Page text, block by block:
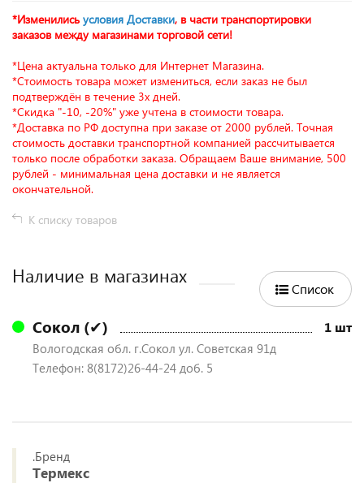
*Изменились условия Доставки, в части транспортировки
заказов между магазинами торговой сети!
*Цена актуальна только для Интернет Магазина.
*Стоимость товара может измениться, если заказ не был
подтверждён в течение 3х дней.
*Скидка "-10, -20%" уже учтена в стоимости товара.
*Доставка по РФ доступна при заказе от 2000 рублей. Точная
стоимость доставки транспортной компанией рассчитывается
только после обработки заказа. Обращаем Ваше внимание, 500
рублей - минимальная цена доставки и не является
окончательной.
К списку товаров
Наличие в магазинах
Список
Сокол (✔) 1 шт
Вологодская обл. г.Сокол ул. Советская 91д
Телефон: 8(8172)26-44-24 доб. 5
.Бренд
Термекс